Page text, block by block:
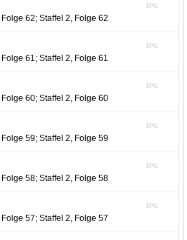
EPG
Folge 62; Staffel 2, Folge 62
EPG
Folge 61; Staffel 2, Folge 61
EPG
Folge 60; Staffel 2, Folge 60
EPG
Folge 59; Staffel 2, Folge 59
EPG
Folge 58; Staffel 2, Folge 58
EPG
Folge 57; Staffel 2, Folge 57